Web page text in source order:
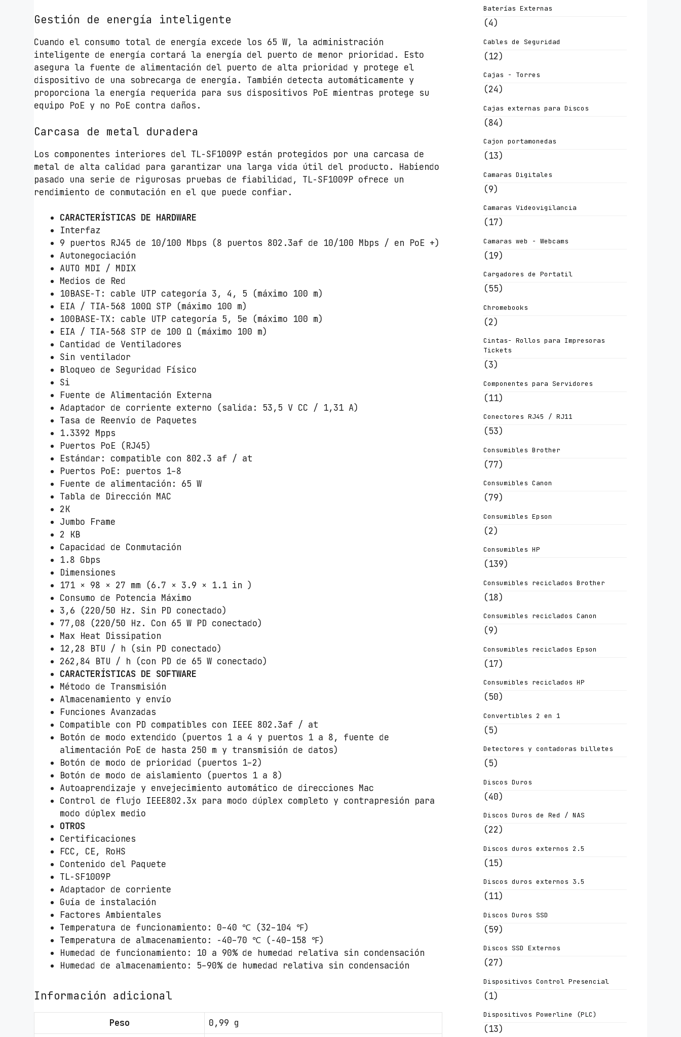
0
/
P
o
E
i
d
a
Gestión de energía inteligente
Cuando el consumo total de energía excede los 65 W, la administración
inteligente de energía cortará la energía del puerto de menor prioridad. Esto
asegura la fuente de alimentación del puerto de alta prioridad y protege el
dispositivo de una sobrecarga de energía. También detecta automáticamente y
proporciona la energía requerida para sus dispositivos PoE mientras protege su
equipo PoE y no PoE contra daños.
Carcasa de metal duradera
Los componentes interiores del TL-SF1009P están protegidos por una carcasa de
metal de alta calidad para garantizar una larga vida útil del producto. Habiendo
pasado una serie de rigurosas pruebas de fiabilidad, TL-SF1009P ofrece un
rendimiento de conmutación en el que puede confiar.
CARACTERÍSTICAS DE HARDWARE
Interfaz
9 puertos RJ45 de 10/100 Mbps (8 puertos 802.3af de 10/100 Mbps / en PoE +)
Autonegociación
AUTO MDI / MDIX
Medios de Red
10BASE-T: cable UTP categoría 3, 4, 5 (máximo 100 m)
EIA / TIA-568 100Ω STP (máximo 100 m)
100BASE-TX: cable UTP categoría 5, 5e (máximo 100 m)
EIA / TIA-568 STP de 100 Ω (máximo 100 m)
Cantidad de Ventiladores
Sin ventilador
Bloqueo de Seguridad Físico
Si
Fuente de Alimentación Externa
Adaptador de corriente externo (salida: 53,5 V CC / 1,31 A)
Tasa de Reenvío de Paquetes
1.3392 Mpps
Puertos PoE (RJ45)
Estándar: compatible con 802.3 af / at
Puertos PoE: puertos 1–8
Fuente de alimentación: 65 W
Tabla de Dirección MAC
2K
Jumbo Frame
2 KB
Capacidad de Conmutación
1.8 Gbps
Dimensiones
171 × 98 × 27 mm (6.7 × 3.9 × 1.1 in )
Consumo de Potencia Máximo
3,6 (220/50 Hz. Sin PD conectado)
77,08 (220/50 Hz. Con 65 W PD conectado)
Max Heat Dissipation
12,28 BTU / h (sin PD conectado)
262,84 BTU / h (con PD de 65 W conectado)
CARACTERÍSTICAS DE SOFTWARE
Método de Transmisión
Almacenamiento y envío
Funciones Avanzadas
Compatible con PD compatibles con IEEE 802.3af / at
Botón de modo extendido (puertos 1 a 4 y puertos 1 a 8, fuente de
alimentación PoE de hasta 250 m y transmisión de datos)
Botón de modo de prioridad (puertos 1–2)
Botón de modo de aislamiento (puertos 1 a 8)
Autoaprendizaje y envejecimiento automático de direcciones Mac
Control de flujo IEEE802.3x para modo dúplex completo y contrapresión para
modo dúplex medio
OTROS
Certificaciones
FCC, CE, RoHS
Contenido del Paquete
TL-SF1009P
Adaptador de corriente
Guía de instalación
Factores Ambientales
Temperatura de funcionamiento: 0–40 ℃ (32–104 ℉)
Temperatura de almacenamiento: -40–70 ℃ (-40–158 ℉)
Humedad de funcionamiento: 10 a 90% de humedad relativa sin condensación
Humedad de almacenamiento: 5–90% de humedad relativa sin condensación
Información adicional
Peso 0,99 g
Baterías Externas
(4)
Cables de Seguridad
(12)
Cajas - Torres
(24)
Cajas externas para Discos
(84)
Cajon portamonedas
(13)
Camaras Digitales
(9)
Camaras Videovigilancia
(17)
Camaras web - Webcams
(19)
Cargadores de Portatil
(55)
Chromebooks
(2)
Cintas- Rollos para Impresoras
Tickets
(3)
Componentes para Servidores
(11)
Conectores RJ45 / RJ11
(53)
Consumibles Brother
(77)
Consumibles Canon
(79)
Consumibles Epson
(2)
Consumibles HP
(139)
Consumibles reciclados Brother
(18)
Consumibles reciclados Canon
(9)
Consumibles reciclados Epson
(17)
Consumibles reciclados HP
(50)
Convertibles 2 en 1
(5)
Detectores y contadoras billetes
(5)
Discos Duros
(40)
Discos Duros de Red / NAS
(22)
Discos duros externos 2.5
(15)
Discos duros externos 3.5
(11)
Discos Duros SSD
(59)
Discos SSD Externos
(27)
Dispositivos Control Presencial
(1)
Dispositivos Powerline (PLC)
(13)